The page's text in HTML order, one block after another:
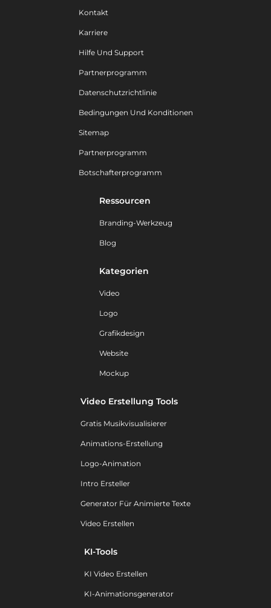
Kontakt
Karriere
Hilfe Und Support
Partnerprogramm
Datenschutzrichtlinie
Bedingungen Und Konditionen
Sitemap
Partnerprogramm
Botschafterprogramm
Ressourcen
Branding-Werkzeug
Blog
Kategorien
Video
Logo
Grafikdesign
Website
Mockup
Video Erstellung Tools
Gratis Musikvisualisierer
Animations-Erstellung
Logo-Animation
Intro Ersteller
Generator Für Animierte Texte
Video Erstellen
KI-Tools
KI Video Erstellen
KI-Animationsgenerator